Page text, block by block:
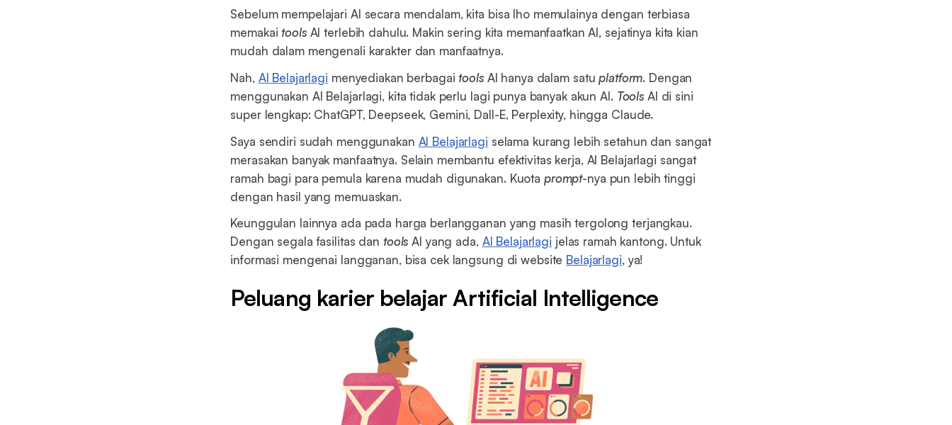
Sebelum mempelajari AI secara mendalam, kita bisa lho memulainya dengan terbiasa
memakaitoolsAI terlebih dahulu. Makin sering kita memanfaatkan AI, sejatinya kita kian
mudah dalam mengenali karakter dan manfaatnya.
Nah, AI Belajarlagi menyediakan berbagaitoolsAI hanya dalam satuplatform. Dengan
menggunakan AI Belajarlagi, kita tidak perlu lagi punya banyak akun AI. Tools AI di sini
super lengkap: ChatGPT, Deepseek, Gemini, Dall-E, Perplexity, hingga Claude.
Saya sendiri sudah menggunakan AI Belajarlagi selama kurang lebih setahun dan sangat
merasakan banyak manfaatnya. Selain membantu efektivitas kerja, AI Belajarlagi sangat
ramah bagi para pemula karena mudah digunakan. Kuota prompt-nya pun lebih tinggi
dengan hasil yang memuaskan.
Keunggulan lainnya ada pada harga berlangganan yang masih tergolong terjangkau.
Dengan segala fasilitas dan tools AI yang ada, AI Belajarlagi jelas ramah kantong. Untuk
informasi mengenai langganan, bisa cek langsung di website Belajarlagi, ya!
Peluang karier belajar Artificial Intelligence